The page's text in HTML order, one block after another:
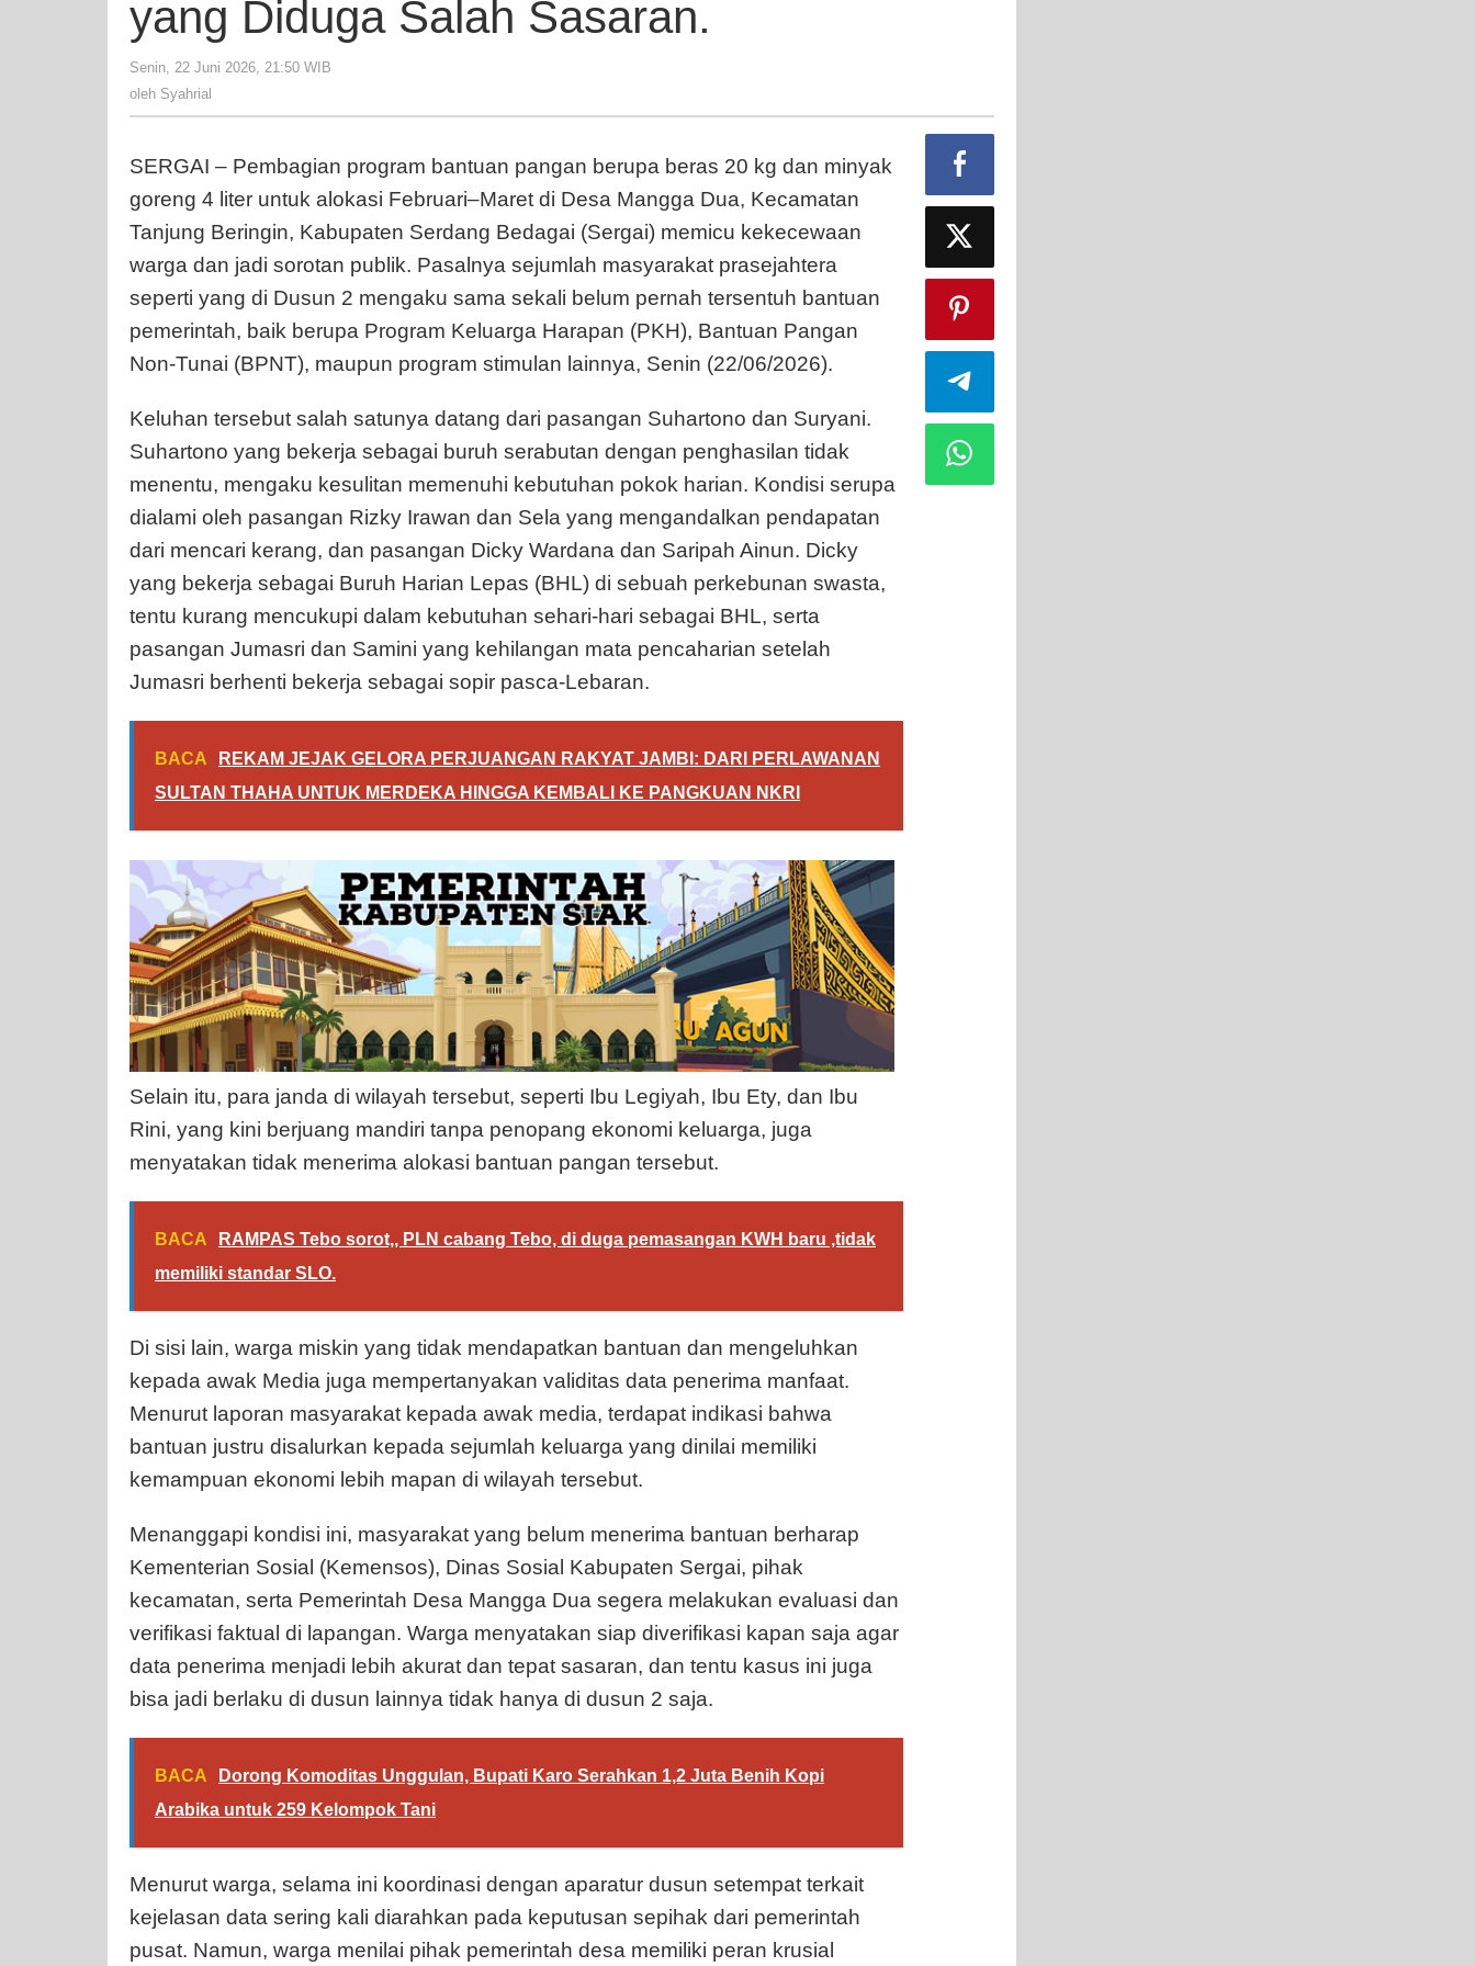
Pembagian
Bantuan
Diduga
Sasaran.
yang Diduga Salah Sasaran.
Senin, 22 Juni 2026, 21:50 WIB
oleh Syahrial
SERGAI – Pembagian program bantuan pangan berupa beras 20 kg dan minyak
goreng 4 liter untuk alokasi Februari–Maret di Desa Mangga Dua, Kecamatan
Tanjung Beringin, Kabupaten Serdang Bedagai (Sergai) memicu kekecewaan
warga dan jadi sorotan publik. Pasalnya sejumlah masyarakat prasejahtera
seperti yang di Dusun 2 mengaku sama sekali belum pernah tersentuh bantuan
pemerintah, baik berupa Program Keluarga Harapan (PKH), Bantuan Pangan
Non-Tunai (BPNT), maupun program stimulan lainnya, Senin (22/06/2026).
Keluhan tersebut salah satunya datang dari pasangan Suhartono dan Suryani.
Suhartono yang bekerja sebagai buruh serabutan dengan penghasilan tidak
menentu, mengaku kesulitan memenuhi kebutuhan pokok harian. Kondisi serupa
dialami oleh pasangan Rizky Irawan dan Sela yang mengandalkan pendapatan
dari mencari kerang, dan pasangan Dicky Wardana dan Saripah Ainun. Dicky
yang bekerja sebagai Buruh Harian Lepas (BHL) di sebuah perkebunan swasta,
tentu kurang mencukupi dalam kebutuhan sehari-hari sebagai BHL, serta
pasangan Jumasri dan Samini yang kehilangan mata pencaharian setelah
Jumasri berhenti bekerja sebagai sopir pasca-Lebaran.
BACA
REKAM JEJAK GELORA PERJUANGAN RAKYAT JAMBI: DARI PERLAWANAN
SULTAN THAHA UNTUK MERDEKA HINGGA KEMBALI KE PANGKUAN NKRI
Selain itu, para janda di wilayah tersebut, seperti Ibu Legiyah, Ibu Ety, dan Ibu
Rini, yang kini berjuang mandiri tanpa penopang ekonomi keluarga, juga
menyatakan tidak menerima alokasi bantuan pangan tersebut.
BACA
RAMPAS Tebo sorot,, PLN cabang Tebo, di duga pemasangan KWH baru ,tidak
memiliki standar SLO.
Di sisi lain, warga miskin yang tidak mendapatkan bantuan dan mengeluhkan
kepada awak Media juga mempertanyakan validitas data penerima manfaat.
Menurut laporan masyarakat kepada awak media, terdapat indikasi bahwa
bantuan justru disalurkan kepada sejumlah keluarga yang dinilai memiliki
kemampuan ekonomi lebih mapan di wilayah tersebut.
Menanggapi kondisi ini, masyarakat yang belum menerima bantuan berharap
Kementerian Sosial (Kemensos), Dinas Sosial Kabupaten Sergai, pihak
kecamatan, serta Pemerintah Desa Mangga Dua segera melakukan evaluasi dan
verifikasi faktual di lapangan. Warga menyatakan siap diverifikasi kapan saja agar
data penerima menjadi lebih akurat dan tepat sasaran, dan tentu kasus ini juga
bisa jadi berlaku di dusun lainnya tidak hanya di dusun 2 saja.
BACA
Dorong Komoditas Unggulan, Bupati Karo Serahkan 1,2 Juta Benih Kopi
Arabika untuk 259 Kelompok Tani
Menurut warga, selama ini koordinasi dengan aparatur dusun setempat terkait
kejelasan data sering kali diarahkan pada keputusan sepihak dari pemerintah
pusat. Namun, warga menilai pihak pemerintah desa memiliki peran krusial